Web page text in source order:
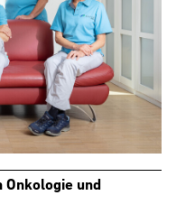
Onkologie und